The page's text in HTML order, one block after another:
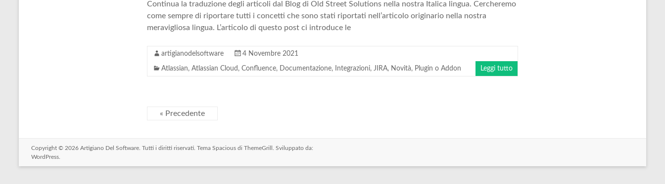
Continua la traduzione degli articoli dal Blog di Old Street Solutions nella nostra Italica lingua. Cercheremo
come sempre di riportare tutti i concetti che sono stati riportati nell’articolo originario nella nostra
meravigliosa lingua. L’articolo di questo post ci introduce le
artigianodelsoftware 4 Novembre 2021
Atlassian, Atlassian Cloud , Confluence, Documentazione, Integrazioni, JIRA, Novità, Plugin o Addon Leggi tutto
« Precedente
Copyright © 2026 Artigiano Del Software . Tutti i diritti riservati. Tema Spacious di ThemeGrill. Sviluppato da:
WordPress